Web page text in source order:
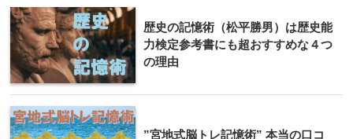
歴史の記憶術（松平勝男）は歴史能
力検定参考書にも超おすすめな４つ
の理由
”宮地式脳トレ記憶術” 本当の口コ